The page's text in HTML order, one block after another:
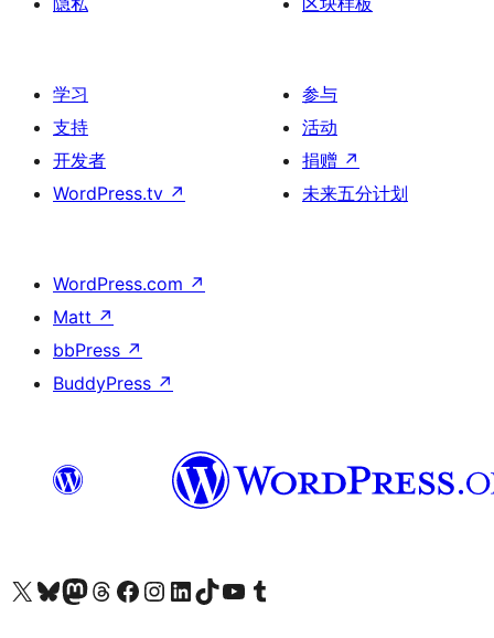
学习
支持
开发者
WordPress.tv ↗
参与
活动
捐赠 ↗
未来五分计划
WordPress.com ↗
Matt ↗
bbPress ↗
BuddyPress ↗
关注我们的 X（原 Twitter）账号访问我们的 Bluesky 账号关注我们的 Mastodon 账号访问我们的 Threads 账号 访问我们的 Facebook 公共主页关注我们的 Instagram 账号 关注我们的 LinkedIn 主页访问我们的 TikTok 账号访问我们的 YouTube 频道 访问我们的 Tumblr 账号